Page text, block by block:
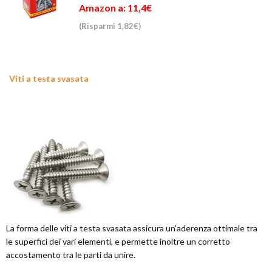
Amazon a: 11,4€
(Risparmi 1,82€)
Viti a testa svasata
La forma delle viti a testa svasata assicura un'aderenza ottimale tra
le superfici dei vari elementi, e permette inoltre un corretto
accostamento tra le parti da unire.